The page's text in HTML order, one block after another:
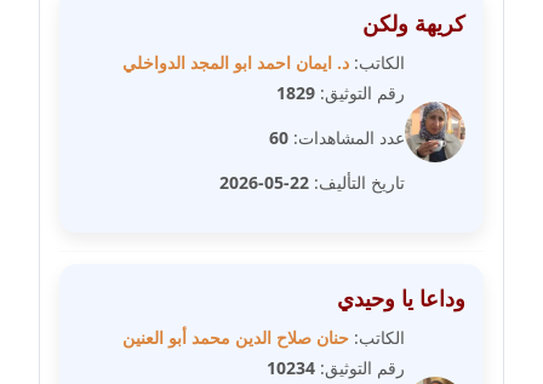
عاملة
مدونة شيماء عمارة
عاملة
مدونة شيماء مكى
مدونة صفاء فوزي
عاملة
كريهة ولكن
الكاتب: د. ايمان احمد ابو المجد الدواخلي
رقم التوثيق: 1829
عدد المشاهدات: 60
تاريخ التأليف: 22-05-2026
وداعا يا وحيدي
الكاتب: حنان صلاح الدين محمد أبو العنين
رقم التوثيق: 10234